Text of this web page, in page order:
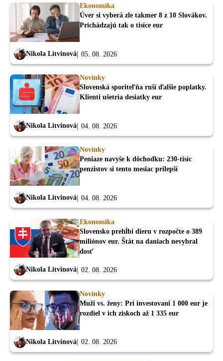
Ekonomika
Úver si vyberá zle takmer 8 z 10 Slovákov.
Prichádzajú tak o tisíce eur
Nikola Litvinová 05. 08. 2026
Novinky
Slovenská sporiteľňa ruší ďalšie poplatky.
Klienti ušetria desiatky eur
Nikola Litvinová 04. 08. 2026
Novinky
Peniaze navyše k dôchodku: 230-tisíc
penzistov si tento mesiac prilepší
Nikola Litvinová 04. 08. 2026
Ekonomika
Slovensko prehĺbi dieru v rozpočte o 389
miliónov eur. Štát na daniach nevybral
dosť
Nikola Litvinová 02. 08. 2026
Novinky
Muži vs. ženy: Pri investovaní 1 000 eur je
rozdiel v ich ziskoch až 1 335 eur
Nikola Litvinová 02. 08. 2026